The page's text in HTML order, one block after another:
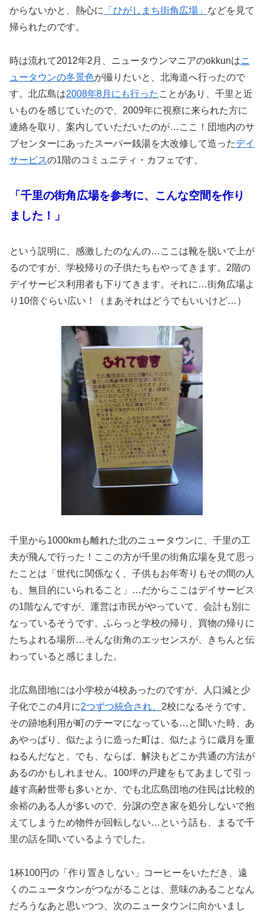
からないかと、熱心に
「ひがしまち街角広場」 などを見て
帰られたのです。
時は流れて2012年2月、ニュータウンマニアのokkunはニ
ュータウンの冬景色が撮りたいと、北海道へ行ったので
す。北広島は2008年8月にも行った ことがあり、千里と近
いものを感じていたので、2009年に視察に来られた方に
連絡を取り、案内していただいたのが…ここ！団地内のサ
ブセンターにあったスーパー銭湯を大改修して造ったデイ
サービスの1階のコミュニティ・カフェです。
「千里の街角広場を参考に、こんな空間を作り
ました！」
という説明に、感激したのなんの…ここは靴を脱いで上が
るのですが、学校帰りの子供たちもやってきます。2階の
デイサービス利用者も下りてきます。それに…街角広場よ
り10倍ぐらい広い！（まあそれはどうでもいいけど…）
千里から1000kmも離れた北のニュータウンに、千里の工
夫が飛んで行った！ここの方が千里の街角広場を見て思っ
たことは「世代に関係なく、子供もお年寄りもその間の人
も、無目的にいられること」…だからここはデイサービス
の1階なんですが、運営は市民がやっていて、会計も別に
なっているそうです。ふらっと学校の帰り、買物の帰りに
たちよれる場所…そんな街角のエッセンスが、きちんと伝
わっていると感じました。
北広島団地には小学校が4校あったのですが、人口減と少
子化でこの4月に2つずつ統合され、 2校になるそうです。
その跡地利用が町のテーマになっている…と聞いた時、あ
あやっぱり、似たように造った町は、似たように歳月を重
ねるんだなと。でも、ならば、解決もどこか共通の方法が
あるのかもしれません。100坪の戸建をもてあまして引っ
越す高齢世帯も多いとか、でも北広島団地の住民は比較的
余裕のある人が多いので、分譲の空き家を処分しないで抱
えてしまうため物件が回転しない…という話も、まるで千
里の話を聞いているようでした。
1杯100円の「作り置きしない」コーヒーをいただき、遠
くのニュータウンがつながることは、意味のあることなん
だろうなあと思いつつ、次のニュータウンに向かいまし